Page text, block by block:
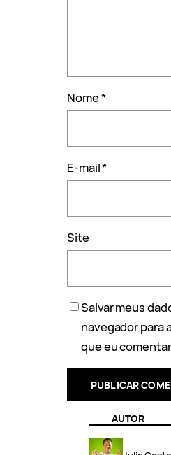
Nome*
E-mail*
Site
Salvar meus
navegador para
que eu
AUTOR